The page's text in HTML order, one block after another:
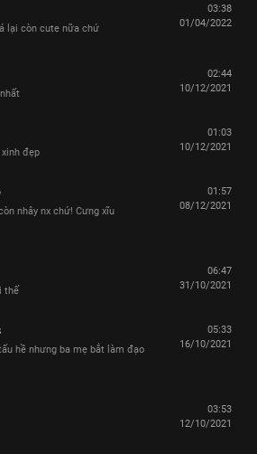
lại còn cute nữa chứ
03:38
01/04/2022
02:44
10/12/2021
đẹp
01:03
10/12/2021
nhây nx chứ! Cưng xĩu
01:57
08/12/2021
thế
06:47
31/10/2021
hề nhưng ba mẹ bắt làm đạo
05:33
16/10/2021
03:53
12/10/2021